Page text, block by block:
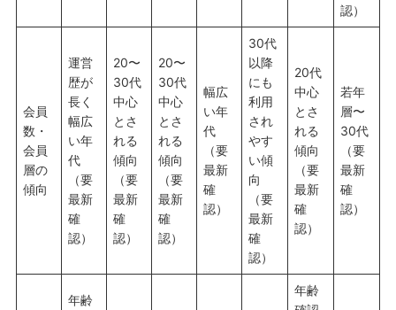
認）
会員
数・
会員
層の
傾向
運営
歴が
長く
幅広
い年
代
（要
最新
確
認）
20〜
30代
中心
とさ
れる
傾向
（要
最新
確
認）
20〜
30代
中心
とさ
れる
傾向
（要
最新
確
認）
幅広
い年
代
（要
最新
確
認）
30代
以降
にも
利用
され
やす
い傾
向
（要
最新
確
認）
20代
中心
とさ
れる
傾向
（要
最新
確
認）
若年
層〜
30代
（要
最新
確
認）
年齢
年齢